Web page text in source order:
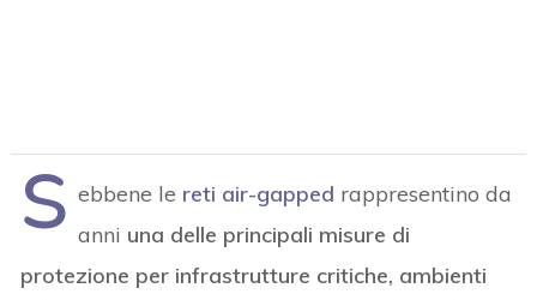
S ebbene le reti air-gapped rappresentino da
anni una delle principali misure di
protezione per infrastrutture critiche, ambienti